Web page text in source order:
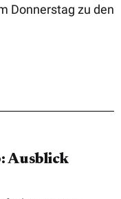
Donnerstag zu den
Ausblick